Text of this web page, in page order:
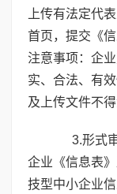
上传有法定代
首页，提交《信
注意事项：企
实、合法、有
及上传文件不
3.形式审
企业《信息表
技型中小企业信